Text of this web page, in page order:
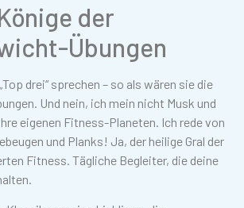
der
Übungen
drei“ sprechen – so als wären sie die
Und nein, ich mein nicht Musk und
eigenen Fitness-Planeten. Ich rede von
und Planks! Ja, der heilige Gral der
Fitness. Tägliche Begleiter, die deine